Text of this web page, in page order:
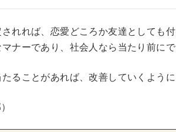
れれば、恋愛どころか友達としても
ナーであり、社会人なら当たり前にで
ることがあれば、改善していくように